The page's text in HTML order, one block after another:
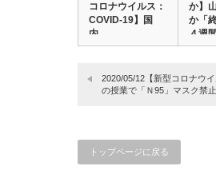
コロナウイルス：
COVID-19】国
内…
か】
か「
４週
2020/05/12【新型コロナウ
の授業で「Ｎ95」マスク禁
トップページに戻る